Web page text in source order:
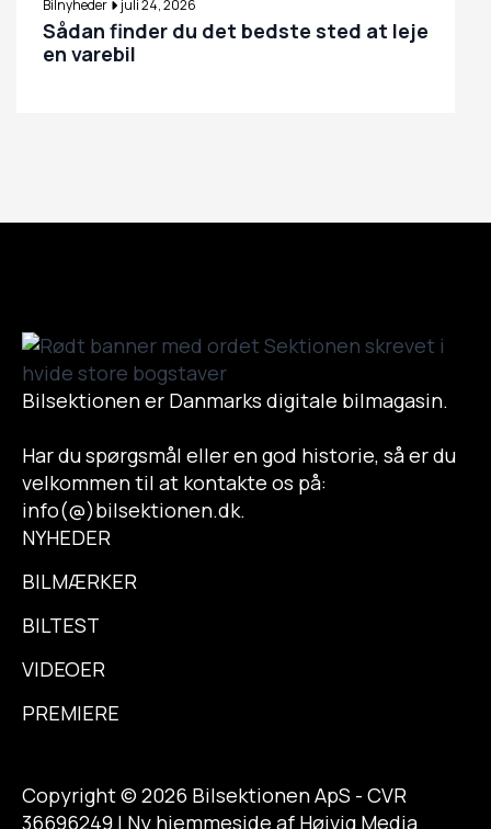
Bilnyheder juli 24, 2026
Sådan finder du det bedste sted at leje
en varebil
Bilsektionen er Danmarks digitale bilmagasin.
Har du spørgsmål eller en god historie, så er du
velkommen til at kontakte os på:
info(@)bilsektionen.dk.
NYHEDER
BILMÆRKER
BILTEST
VIDEOER
PREMIERE
Copyright © 2026 Bilsektionen ApS - CVR
36696249 | Ny hjemmeside af Højvig Media